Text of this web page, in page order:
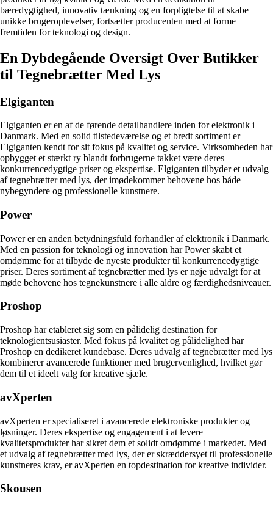
bæredygtighed, innovativ tænkning og en forpligtelse til at skabe
unikke brugeroplevelser, fortsætter producenten med at forme
fremtiden for teknologi og design.
En Dybdegående Oversigt Over Butikker
til Tegnebrætter Med Lys
Elgiganten
Elgiganten er en af de førende detailhandlere inden for elektronik i
Danmark. Med en solid tilstedeværelse og et bredt sortiment er
Elgiganten kendt for sit fokus på kvalitet og service. Virksomheden har
opbygget et stærkt ry blandt forbrugerne takket være deres
konkurrencedygtige priser og ekspertise. Elgiganten tilbyder et udvalg
af tegnebrætter med lys, der imødekommer behovene hos både
nybegyndere og professionelle kunstnere.
Power
Power er en anden betydningsfuld forhandler af elektronik i Danmark.
Med en passion for teknologi og innovation har Power skabt et
omdømme for at tilbyde de nyeste produkter til konkurrencedygtige
priser. Deres sortiment af tegnebrætter med lys er nøje udvalgt for at
møde behovene hos tegnekunstnere i alle aldre og færdighedsniveauer.
Proshop
Proshop har etableret sig som en pålidelig destination for
teknologientsusiaster. Med fokus på kvalitet og pålidelighed har
Proshop en dedikeret kundebase. Deres udvalg af tegnebrætter med lys
kombinerer avancerede funktioner med brugervenlighed, hvilket gør
dem til et ideelt valg for kreative sjæle.
avXperten
avXperten er specialiseret i avancerede elektroniske produkter og
løsninger. Deres ekspertise og engagement i at levere
kvalitetsprodukter har sikret dem et solidt omdømme i markedet. Med
et udvalg af tegnebrætter med lys, der er skræddersyet til professionelle
kunstneres krav, er avXperten en topdestination for kreative individer.
Skousen